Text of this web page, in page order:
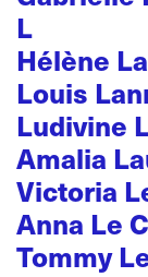
L
Hélène
Louis
Ludivine
Amalia
Victoria
Anna Le
Tommy